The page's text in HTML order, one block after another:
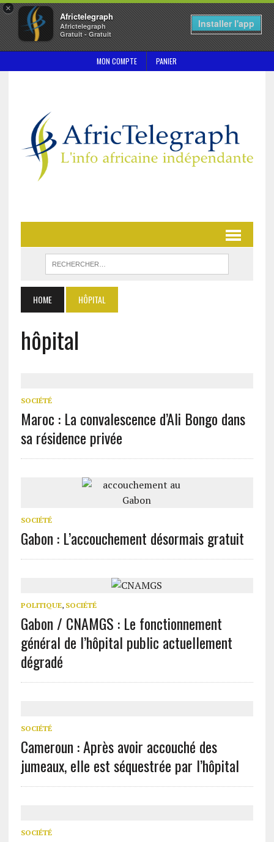
×
Africtelegraph
Africtelegraph
Gratuit - Gratuit
Installer l'app
MON COMPTE PANIER
HOME HÔPITAL
hôpital
SOCIÉTÉ
Maroc : La convalescence d’Ali Bongo dans
sa résidence privée
SOCIÉTÉ
Gabon : L’accouchement désormais gratuit
POLITIQUE, SOCIÉTÉ
Gabon / CNAMGS : Le fonctionnement
général de l’hôpital public actuellement
dégradé
SOCIÉTÉ
Cameroun : Après avoir accouché des
jumeaux, elle est séquestrée par l’hôpital
SOCIÉTÉ